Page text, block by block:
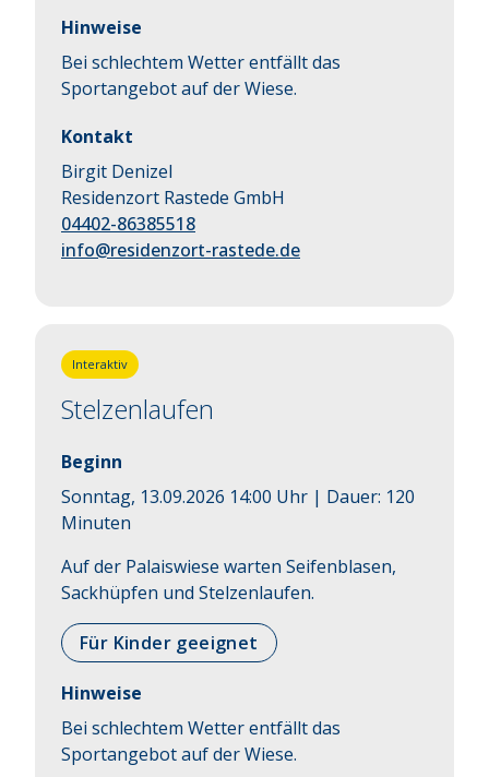
Hinweise
Bei schlechtem Wetter entfällt das
Sportangebot auf der Wiese.
Kontakt
Birgit Denizel
Residenzort Rastede GmbH
04402-86385518
info@residenzort-rastede.de
Interaktiv
Stelzenlaufen
Beginn
Sonntag, 13.09.2026 14:00 Uhr | Dauer: 120
Minuten
Auf der Palaiswiese warten Seifenblasen,
Sackhüpfen und Stelzenlaufen.
Für Kinder geeignet
Hinweise
Bei schlechtem Wetter entfällt das
Sportangebot auf der Wiese.